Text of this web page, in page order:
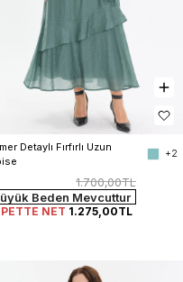
Detaylı Fırfırlı Uzun
+2
1.700,00TL
Beden Mevcuttur
NET 1.275,00TL